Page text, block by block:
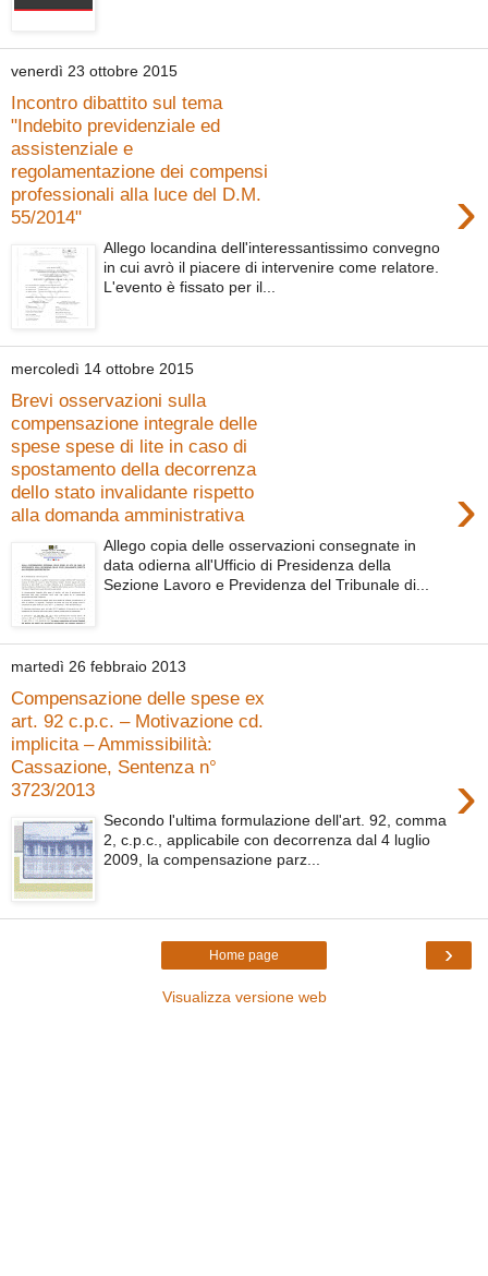
venerdì 23 ottobre 2015
Incontro dibattito sul tema
"Indebito previdenziale ed
assistenziale e
regolamentazione dei compensi
professionali alla luce del D.M.
55/2014"
›
Allego locandina dell'interessantissimo convegno
in cui avrò il piacere di intervenire come relatore.
L'evento è fissato per il...
mercoledì 14 ottobre 2015
Brevi osservazioni sulla
compensazione integrale delle
spese spese di lite in caso di
spostamento della decorrenza
dello stato invalidante rispetto
alla domanda amministrativa
›
Allego copia delle osservazioni consegnate in
data odierna all'Ufficio di Presidenza della
Sezione Lavoro e Previdenza del Tribunale di...
martedì 26 febbraio 2013
Compensazione delle spese ex
art. 92 c.p.c. – Motivazione cd.
implicita – Ammissibilità:
Cassazione, Sentenza n°
3723/2013
›
Secondo l'ultima formulazione dell'art. 92, comma
2, c.p.c., applicabile con decorrenza dal 4 luglio
2009, la compensazione parz...
›
Home page
Visualizza versione web